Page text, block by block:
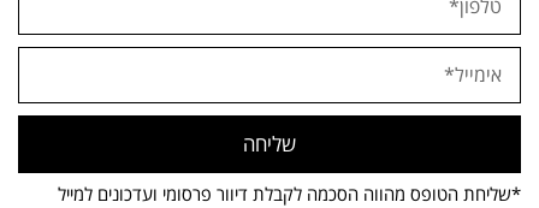
שליחה
*שליחת הטופס מהווה הסכמה לקבלת דיוור פרסומי ועדכונים למייל